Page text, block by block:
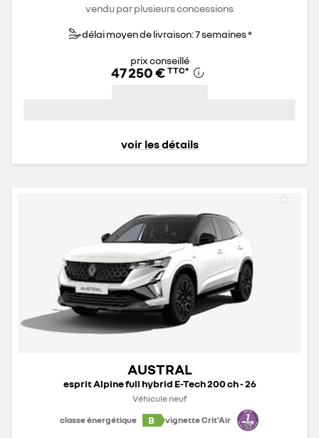
vendu par plusieurs concessions
délai moyen de livraison: 7 semaines *
prix conseillé
47 250 € TTC*
voir les détails
AUSTRAL
esprit Alpine full hybrid E-Tech 200 ch - 26
Véhicule neuf
classe énergétique
B vignette Crit'Air